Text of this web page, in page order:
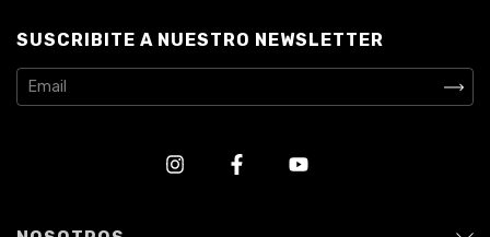
SUSCRIBITE A NUESTRO NEWSLETTER